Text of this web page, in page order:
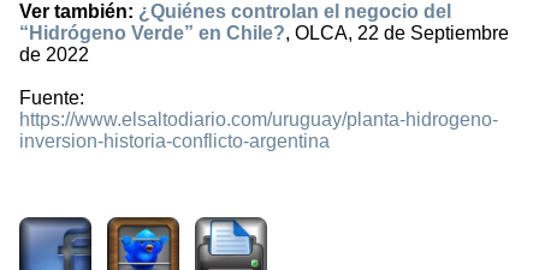
Ver también: ¿Quiénes controlan el negocio del
“Hidrógeno Verde” en Chile?, OLCA, 22 de Septiembre
de 2022
Fuente:
https://www.elsaltodiario.com/uruguay/planta-hidrogeno-
inversion-historia-conflicto-argentina